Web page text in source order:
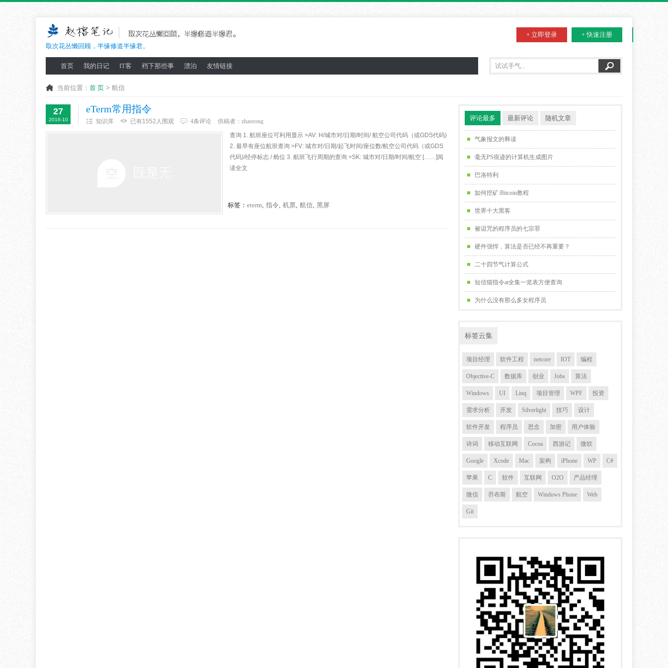
取次花丛懒回顾，半缘修道半缘君。
+ 立即登录 + 快速注册
首页 我的日记 IT客 裆下那些事 漂泊 友情链接
当前位置： 首 页 > 航信
27
2016-10
eTerm常用指令
知识库 已有1552人围观 4条评论 供稿者： zhaorong
查询 1. 航班座位可利用显示 >AV: H/城市对/日期/时间/ 航空公司代码（或GDS代码)
2. 最早有座位航班查询 >FV: 城市对/日期/起飞时间/座位数/航空公司代码（或GDS
代码)/经停标志 / 舱位 3. 航班飞行周期的查询 >SK: 城市对/日期/时间/航空 [……]阅
读全文
标签： eterm, 指令, 机票, 航信, 黑屏
评论最多 最新评论 随机文章
气象报文的释读
毫无PS痕迹的计算机生成图片
巴洛特利
如何挖矿:Bitcoin教程
世界十大黑客
被诅咒的程序员的七宗罪
硬件强悍，算法是否已经不再重要？
二十四节气计算公式
短信猫指令at全集一览表方便查询
为什么没有那么多女程序员
标签云集
项目经理 软件工程 netcore IOT 编程
Objective-C 数据库 创业 Jobs 算法
Windows UI Linq 项目管理 WPF 投资
需求分析 开发 Silverlight 技巧 设计
软件开发 程序员 思念 加密 用户体验
诗词 移动互联网 Cocoa 西游记 微软
Google Xcode Mac 架构 iPhone WP C#
苹果 C 软件 互联网 O2O 产品经理
微信 乔布斯 航空 Windows Phone Web
Git